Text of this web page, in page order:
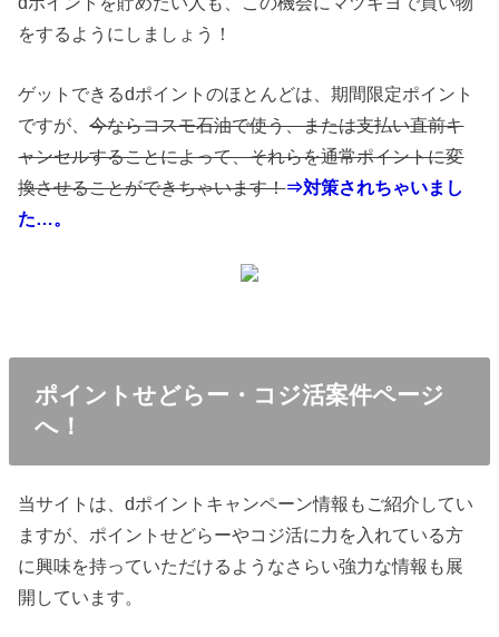
をするようにしましょう！
ゲットできるdポイントのほとんどは、期間限定ポイント
ですが、今ならコスモ石油で使う、または支払い直前キ
ャンセルすることによって、それらを通常ポイントに変
換させることができちゃいます！⇒対策されちゃいまし
た…。
ポイントせどらー・コジ活案件ページ
へ！
当サイトは、dポイントキャンペーン情報もご紹介してい
ますが、ポイントせどらーやコジ活に力を入れている方
に興味を持っていただけるようなさらい強力な情報も展
開しています。